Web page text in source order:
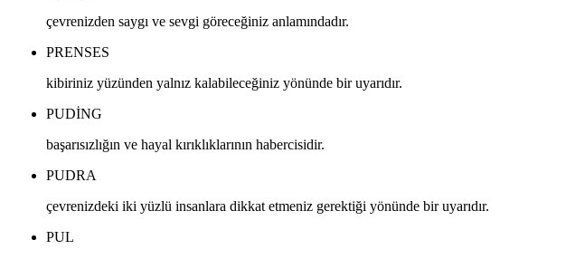
çevrenizden saygı ve sevgi göreceğiniz anlamındadır.
PRENSES
kibiriniz yüzünden yalnız kalabileceğiniz yönünde bir uyarıdır.
PUDING
başarısızlığın ve hayal kırıklıklarının habercisidir.
PUDRA
çevrenizdeki iki yüzlü insanlara dikkat etmeniz gerektiği yönünde bir uyarıdır.
PUL